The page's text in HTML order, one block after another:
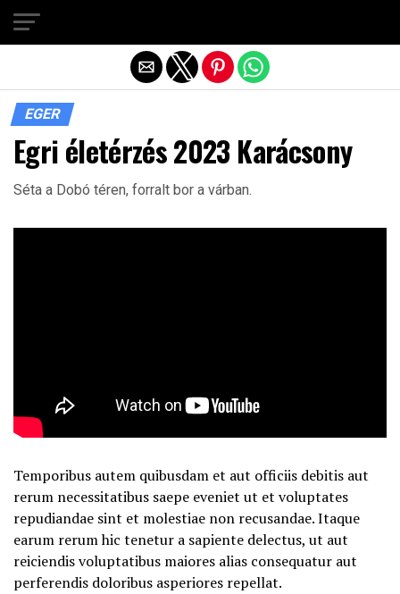
EGER
Egri életérzés 2023 Karácsony
Séta a Dobó téren, forralt bor a várban.
Temporibus autem quibusdam et aut officiis debitis aut
rerum necessitatibus saepe eveniet ut et voluptates
repudiandae sint et molestiae non recusandae. Itaque
earum rerum hic tenetur a sapiente delectus, ut aut
reiciendis voluptatibus maiores alias consequatur aut
perferendis doloribus asperiores repellat.